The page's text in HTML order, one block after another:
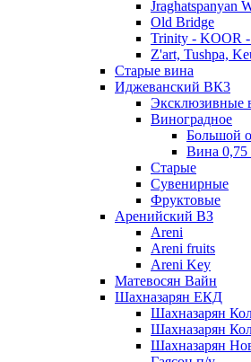
Jraghatspanyan
Old Bridge
Trinity - KOOR -
Z'art, Tushpa,
Старые вина
Иджеванский ВК3
Эксклюзивные
Виноградное
Большой
Вина 0,75
Старые
Сувенирные
Фруктовые
Аренийский ВЗ
Areni
Areni fruits
Areni Key
Матевосян Вайн
Шахназарян ЕКД
Шахназарян
Шахназарян
Шахназарян